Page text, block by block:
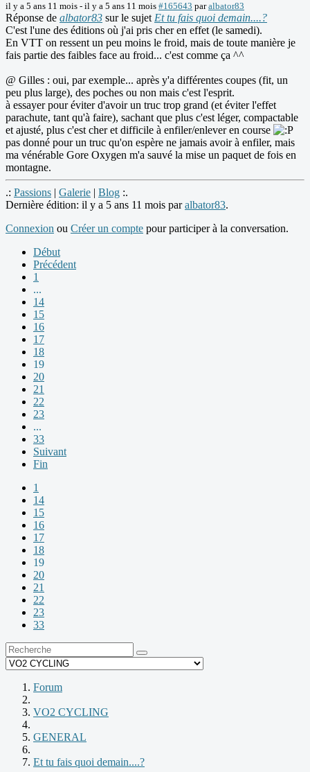
il y a 5 ans 11 mois - il y a 5 ans 11 mois #165643 paralbator83
Réponse de albator83 sur le sujet Et tu fais quoi demain....?
C'est l'une des éditions où j'ai pris cher en effet (le samedi).
En VTT on ressent un peu moins le froid, mais de toute manière je
fais partie des faibles face au froid... c'est comme ça ^^
@ Gilles : oui, par exemple... après y'a différentes coupes (fit, un
peu plus large), des poches ou non mais c'est l'esprit.
à essayer pour éviter d'avoir un truc trop grand (et éviter l'effet
parachute, tant qu'à faire), sachant que plus c'est léger, compactable
et ajusté, plus c'est cher et difficile à enfiler/enlever en course
pas donné pour un truc qu'on espère ne jamais avoir à enfiler, mais
ma vénérable Gore Oxygen m'a sauvé la mise un paquet de fois en
montagne.
.: Passions | Galerie | Blog :.
Dernière édition: il y a 5 ans 11 mois paralbator83.
Connexion ou Créer un compte pour participer à la conversation.
Début
Précédent
1
...
14
15
16
17
18
19
20
21
22
23
...
33
Suivant
Fin
1
14
15
16
17
18
19
20
21
22
23
33
Forum
VO2 CYCLING
GENERAL
Et tu fais quoi demain....?